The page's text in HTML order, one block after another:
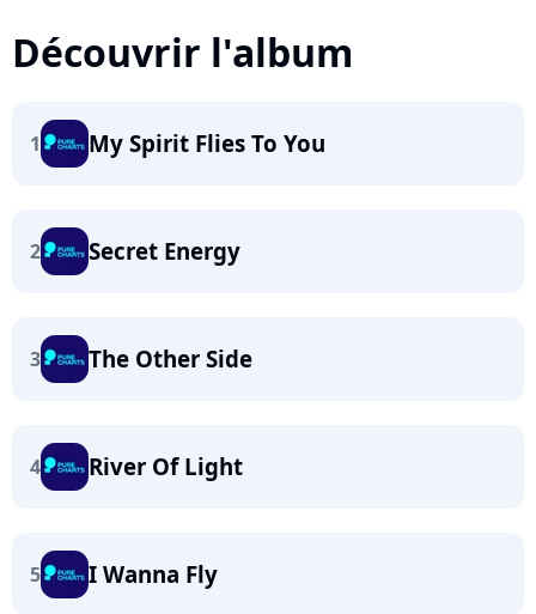
Découvrir l'album
1 My Spirit Flies To You
2 Secret Energy
3 The Other Side
4 River Of Light
5 I Wanna Fly